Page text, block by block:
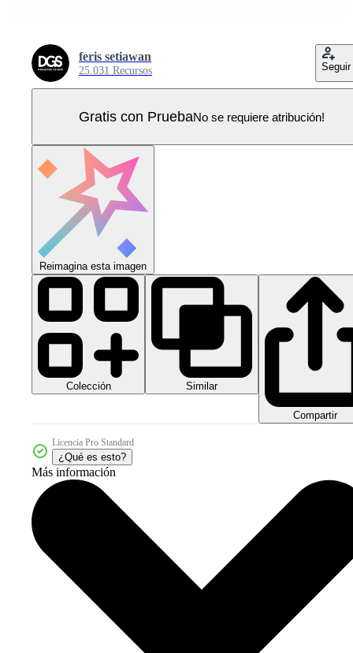
feris setiawan
25.031 Recursos Seguir
Gratis con PruebaNo se requiere atribución!
Reimagina esta imagen
Colección Similar
Compartir
Licencia Pro Standard
¿Qué es esto?
Más información